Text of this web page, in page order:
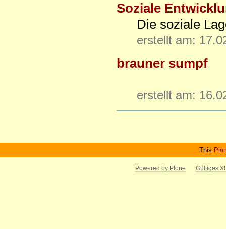
Soziale
Die soziale
erstellt am:
brauner sumpf
erstellt am:
This
Powered by Plone Gültiges